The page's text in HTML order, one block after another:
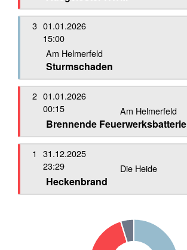
3 01.01.2026
15:00
Am Helmerfeld
Sturmschaden
2 01.01.2026
00:15
Am Helmerfeld
Brennende Feuerwerksbatterie
1
31.12.2025
23:29
Die Heide
Heckenbrand